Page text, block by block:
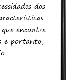
dos
encontre
e portanto,